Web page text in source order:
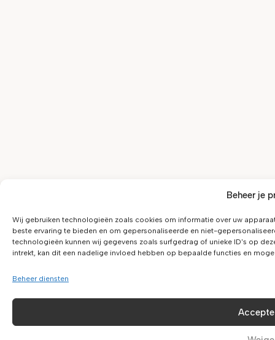
Beheer je
Wij gebruiken technologieën zoals cookies om informatie over uw
beste ervaring te bieden en om gepersonaliseerde en niet-
technologieën kunnen wij gegevens zoals surfgedrag of unieke ID's op
intrekt, kan dit een nadelige invloed hebben op bepaalde functies en
Beheer diensten